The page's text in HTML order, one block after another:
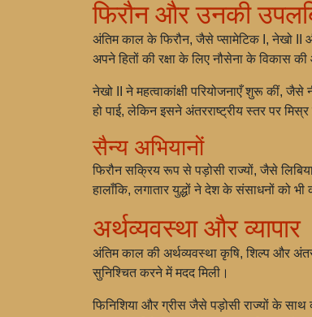
फिरौन और उनकी
अंतिम काल के फिरौन, जैसे प्सामेटिक I, नेखो II
अपने हितों की रक्षा के लिए नौसेना के विकास
नेखो II ने महत्वाकांक्षी परियोजनाएँ शुरू कीं,
हो पाई, लेकिन इसने अंतरराष्ट्रीय स्तर पर
सैन्य अभियानों
फिरौन सक्रिय रूप से पड़ोसी राज्यों, जैसे
हालाँकि, लगातार युद्धों ने देश के संसाधनों को
अर्थव्यवस्था और व्यापार
अंतिम काल की अर्थव्यवस्था कृषि, शिल्प और
सुनिश्चित करने में मदद मिली।
फिनिशिया और ग्रीस जैसे पड़ोसी राज्यों के